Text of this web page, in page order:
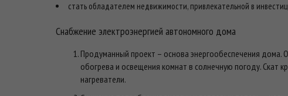
стать обладателем недвижимости, привлекательной в
Снабжение электроэнергией автономного дома
Продуманный проект – основа энергообеспечения дома.
обогрева и освещения комнат в солнечную погоду. Скат
нагреватели.